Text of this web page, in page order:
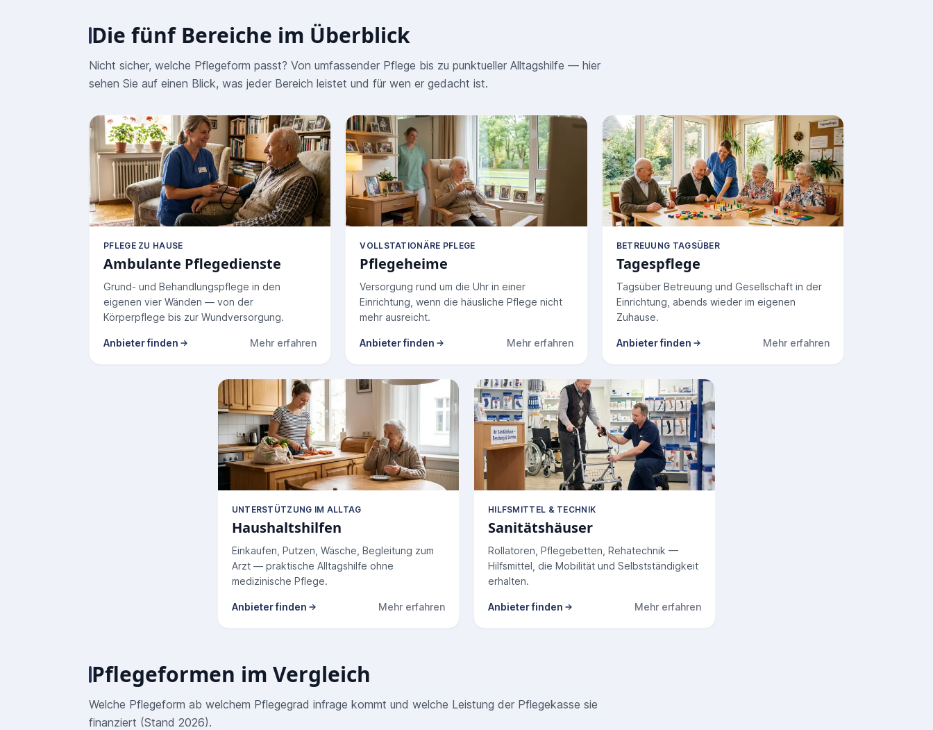
Die fünf Bereiche im Überblick
Nicht sicher, welche Pflegeform passt? Von umfassender Pflege bis zu punktueller Alltagshilfe — hier
sehen Sie auf einen Blick, was jeder Bereich leistet und für wen er gedacht ist.
PFLEGE ZU HAUSE
Ambulante Pflegedienste
Grund- und Behandlungspflege in den
eigenen vier Wänden — von der
Körperpflege bis zur Wundversorgung.
Anbieter finden Mehr erfahren
zu Ambulante Pflegedienste
VOLLSTATIONÄRE PFLEGE
Pflegeheime
Versorgung rund um die Uhr in einer
Einrichtung, wenn die häusliche Pflege nicht
mehr ausreicht.
Anbieter finden Mehr erfahren
zu Pflegeheime
BETREUUNG TAGSÜBER
Tagespflege
Tagsüber Betreuung und Gesellschaft in der
Einrichtung, abends wieder im eigenen
Zuhause.
Anbieter finden Mehr erfahren
zu Tagespflege
UNTERSTÜTZUNG IM ALLTAG
Haushaltshilfen
Einkaufen, Putzen, Wäsche, Begleitung zum
Arzt — praktische Alltagshilfe ohne
medizinische Pflege.
Anbieter finden Mehr erfahren
zu Haushaltshilfen
HILFSMITTEL & TECHNIK
Sanitätshäuser
Rollatoren, Pflegebetten, Rehatechnik —
Hilfsmittel, die Mobilität und Selbstständigkeit
erhalten.
Anbieter finden Mehr erfahren
zu Sanitätshäuser
Pflegeformen im Vergleich
Welche Pflegeform ab welchem Pflegegrad infrage kommt und welche Leistung der Pflegekasse sie
finanziert (Stand 2026).